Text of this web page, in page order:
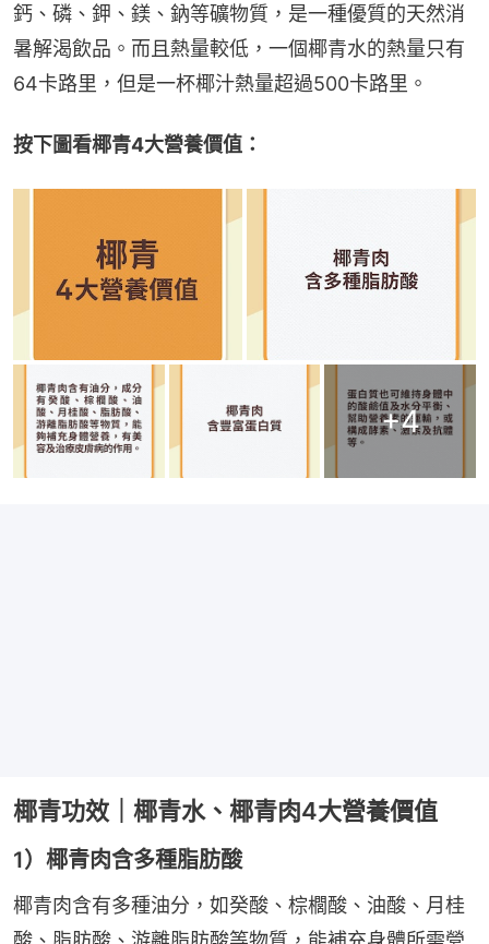
鈣、磷、鉀、鎂、鈉等礦物質，是一種優質的天然消
暑解渴飲品。而且熱量較低，一個椰青水的熱量只有
64卡路里，但是一杯椰汁熱量超過500卡路里。
按下圖看椰青4大營養價值：
+4
椰青功效｜椰青水、椰青肉4大營養價值
1）椰青肉含多種脂肪酸
椰青肉含有多種油分，如癸酸、棕櫚酸、油酸、月桂